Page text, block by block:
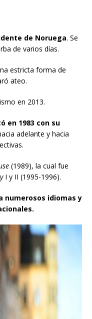
de Noruega. Se
de varios días.
estricta forma de
ateo.
en 2013.
en 1983 con su
adelante y hacia
(1989), la cual fue
I y II (1995-1996).
numerosos idiomas y